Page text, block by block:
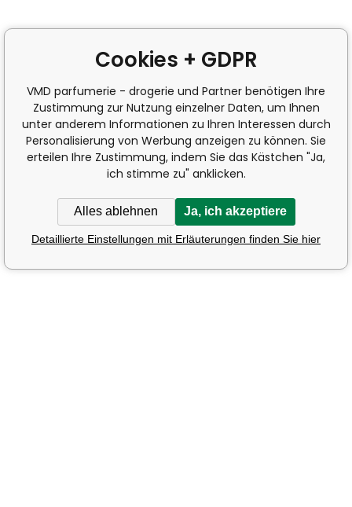
Cookies + GDPR
VMD parfumerie - drogerie und Partner benötigen Ihre
Zustimmung zur Nutzung einzelner Daten, um Ihnen
unter anderem Informationen zu Ihren Interessen durch
Personalisierung von Werbung anzeigen zu können. Sie
erteilen Ihre Zustimmung, indem Sie das Kästchen "Ja,
ich stimme zu" anklicken.
Alles ablehnen Ja, ich akzeptiere
Detaillierte Einstellungen mit Erläuterungen finden Sie hier